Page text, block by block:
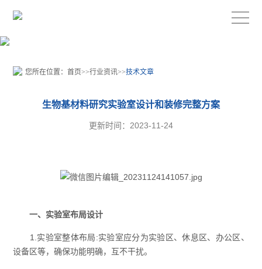
您所在位置：首页>>行业资讯>>技术文章
生物基材料研究实验室设计和装修完整方案
更新时间：2023-11-24
一、实验室布局设计
1.实验室整体布局:实验室应分为实验区、休息区、办公区、
设备区等，确保功能明确，互不干扰。